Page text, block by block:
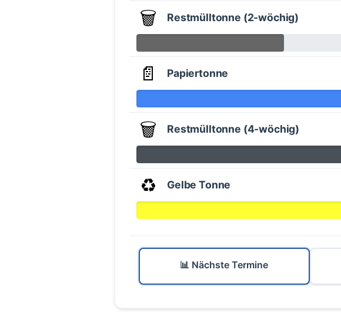
🗑️ Restmülltonne (2-wöchig)
📄 Papiertonne
🗑️ Restmülltonne (4-wöchig)
♻️ Gelbe Tonne
📊 Nächste Termine